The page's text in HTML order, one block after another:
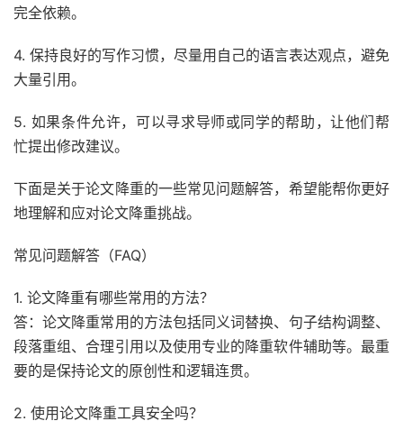
完全依赖。
4. 保持良好的写作习惯，尽量用自己的语言表达观点，避免
大量引用。
5. 如果条件允许，可以寻求导师或同学的帮助，让他们帮
忙提出修改建议。
下面是关于论文降重的一些常见问题解答，希望能帮你更好
地理解和应对论文降重挑战。
常见问题解答（FAQ）
1. 论文降重有哪些常用的方法？
答：论文降重常用的方法包括同义词替换、句子结构调整、
段落重组、合理引用以及使用专业的降重软件辅助等。最重
要的是保持论文的原创性和逻辑连贯。
2. 使用论文降重工具安全吗？